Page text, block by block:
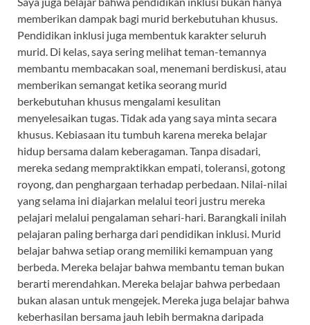
memberikan dampak bagi murid berkebutuhan khusus.
Pendidikan inklusi juga membentuk karakter seluruh
murid. Di kelas, saya sering melihat teman-temannya
membantu membacakan soal, menemani berdiskusi, atau
memberikan semangat ketika seorang murid
berkebutuhan khusus mengalami kesulitan
menyelesaikan tugas. Tidak ada yang saya minta secara
khusus. Kebiasaan itu tumbuh karena mereka belajar
hidup bersama dalam keberagaman. Tanpa disadari,
mereka sedang mempraktikkan empati, toleransi, gotong
royong, dan penghargaan terhadap perbedaan. Nilai-nilai
yang selama ini diajarkan melalui teori justru mereka
pelajari melalui pengalaman sehari-hari. Barangkali inilah
pelajaran paling berharga dari pendidikan inklusi. Murid
belajar bahwa setiap orang memiliki kemampuan yang
berbeda. Mereka belajar bahwa membantu teman bukan
berarti merendahkan. Mereka belajar bahwa perbedaan
bukan alasan untuk mengejek. Mereka juga belajar bahwa
keberhasilan bersama jauh lebih bermakna daripada